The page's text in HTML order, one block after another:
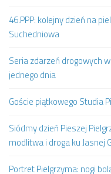
46.PPP: kolejny dzień na
Suchedniowa
Seria zdarzeń drogowych
jednego dnia
Goście piątkowego Studia
Siódmy dzień Pieszej
modlitwa i droga ku Jasnej
Portret Pielgrzyma: nogi